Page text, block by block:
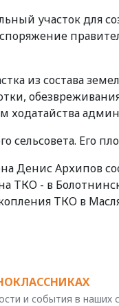
участок для
из состава
Его
Денис Архипов
ТКО - в
ТКО в
и события в наших